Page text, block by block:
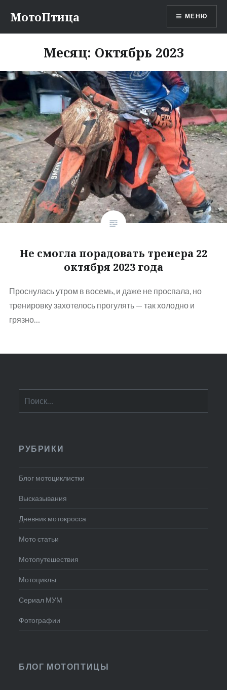
содержимому
МотоПтица МЕНЮ
Месяц: Октябрь 2023
Не смогла порадовать тренера 22
октября 2023 года
Проснулась утром в восемь, и даже не проспала, но
тренировку захотелось прогулять — так холодно и
грязно…
РУБРИКИ
Блог мотоциклистки
Высказывания
Дневник мотокросса
Мото статьи
Мотопутешествия
Мотоциклы
Сериал МУМ
Фотографии
БЛОГ МОТОПТИЦЫ